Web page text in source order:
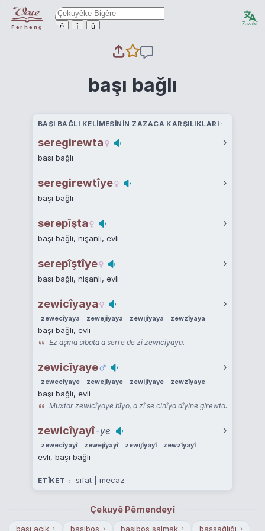
Ferheng ê î û Zazakî
başı bağlı
BAŞI BAĞLI KELIMESININ ZAZACA KARŞILIKLARI
seregirewta ›
başı bağlı
seregirewtîye ›
başı bağlı
serepîşta ›
başı bağlı, nişanlı, evli
serepîştîye ›
başı bağlı, nişanlı, evli
zewicîyaya ›
zewecîyaya zewejîyaya zewijîyaya zewzîyaya
başı bağlı, evli
Ez aşma sibata a serre de zî zewicîyaya.
zewicîyaye ›
zewecîyaye zewejîyaye zewijîyaye zewzîyaye
başı bağlı, evli
Muxtar zewicîyaye bîyo, a zî se cinîya dîyine girewta.
zewicîyayî-ye ›
zewecîyayî zewejîyayî zewijîyayî zewzîyayî
evli, başı bağlı
ETÎKET sıfat | mecaz
Çekuyê Pêmendeyî
başı açık › başıboş › başıboş salmak › başsağlığı ›